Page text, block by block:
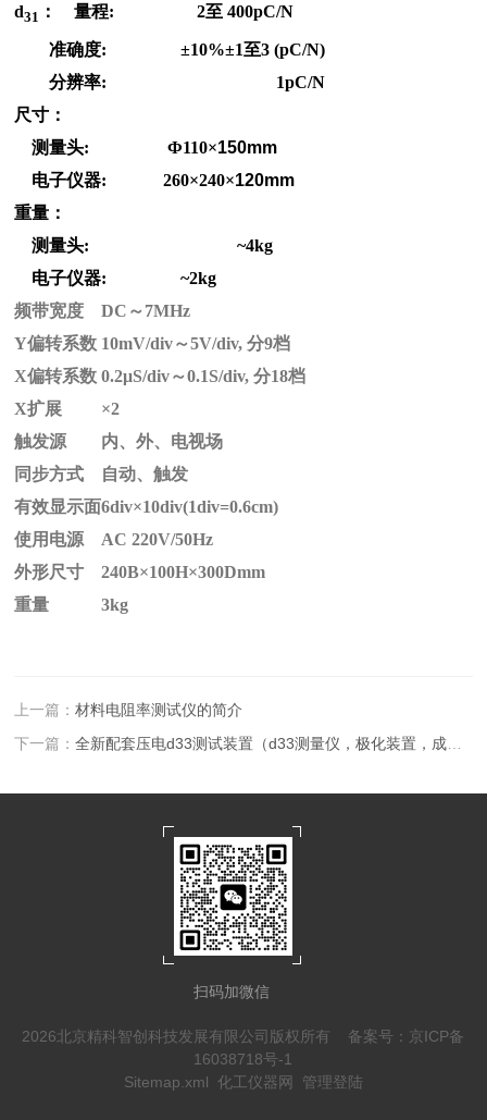
d31 ： 量程: 2至 400pC/N
准确度: ±10%±1至3 (pC/N)
分辨率:
1pC/N
尺寸：
测量头: Ф110×150mm
电子仪器: 260×240×120mm
重量：
测量头:
~4kg
电子仪器: ~2kg
频带宽度
DC ～7MHz
Y偏转系数 10mV/div～5V/div,分9档
X偏转系数 0.2μS/div～0.1S/div,分18档
X扩展
×2
触发源
内、外、电视场
同步方式
自动、触发
有效显示面6div×10div(1div=0.6cm)
使用电源
AC 220V/50Hz
外形尺寸
240B×100H×300Dmm
重量
3kg
上一篇：材料电阻率测试仪的简介
下一篇：全新配套压电d33测试装置（d33测量仪，极化装置，成型装）
扫码加微信
2026北京精科智创科技发展有限公司版权所有 备案号：京ICP备
16038718号-1
Sitemap.xml 化工仪器网 管理登陆